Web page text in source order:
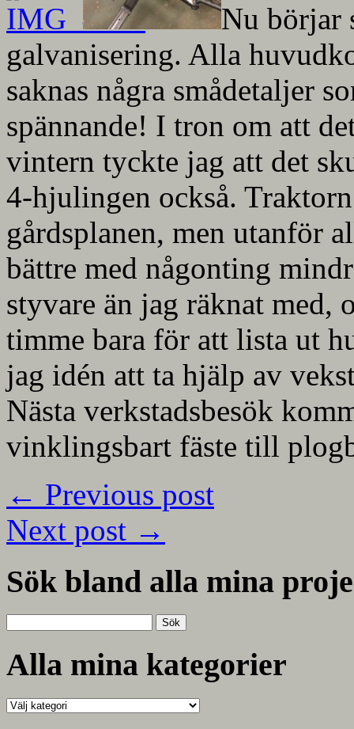
Nu börjar
galvanisering. Alla
saknas några smådetaljer
spännande! I tron om att
vintern tyckte jag att det
4-hjulingen också.
gårdsplanen, men utanför
bättre med någonting
styvare än jag räknat med,
timme bara för att lista ut
jag idén att ta hjälp av
Nästa verkstadsbesök
vinklingsbart fäste till
← Previous post
Next post →
Sök bland alla mina
efter:
Alla mina kategorier
Alla